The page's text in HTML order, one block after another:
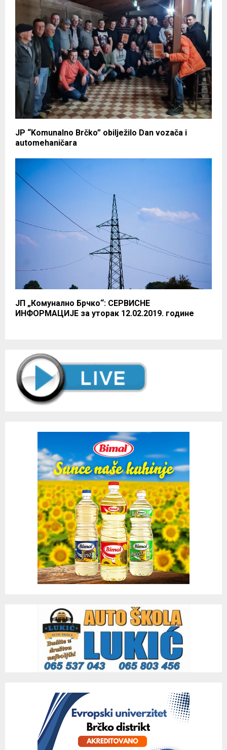
JP “Komunalno Brčko” obilježilo Dan vozača i
automehaničara
ЈП „Комунално Брчко“: СЕРВИСНЕ
ИНФОРМАЦИЈЕ за уторак 12.02.2019. године